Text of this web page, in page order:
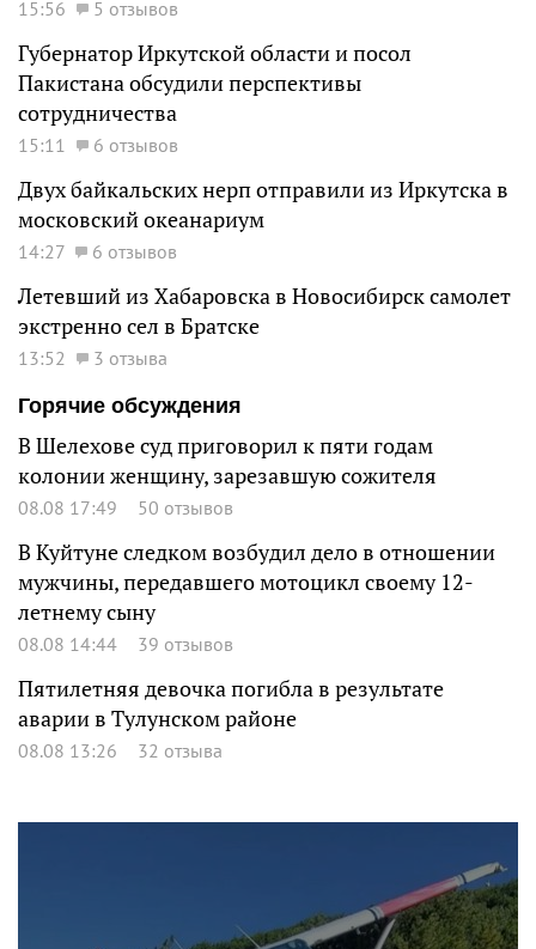
15:56 5 отзывов
Губернатор Иркутской области и посол
Пакистана обсудили перспективы
сотрудничества
15:11 6 отзывов
Двух байкальских нерп отправили из Иркутска в
московский океанариум
14:27 6 отзывов
Летевший из Хабаровска в Новосибирск самолет
экстренно сел в Братске
13:52
3 отзыва
Горячие обсуждения
В Шелехове суд приговорил к пяти годам
колонии женщину, зарезавшую сожителя
08.08 17:49 50 отзывов
В Куйтуне следком возбудил дело в отношении
мужчины, передавшего мотоцикл своему 12-
летнему сыну
08.08 14:44 39 отзывов
Пятилетняя девочка погибла в результате
аварии в Тулунском районе
08.08 13:26 32 отзыва